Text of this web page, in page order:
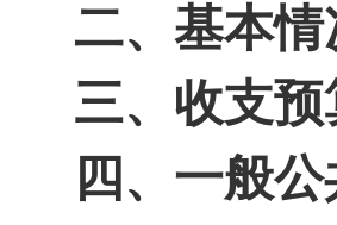
二、基本情
三、收支
四、一般